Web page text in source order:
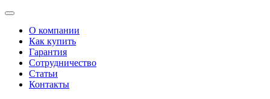
О компании
Как купить
Гарантия
Сотрудничество
Статьи
Контакты